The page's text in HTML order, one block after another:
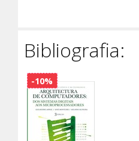
Bibliografia:
-10%